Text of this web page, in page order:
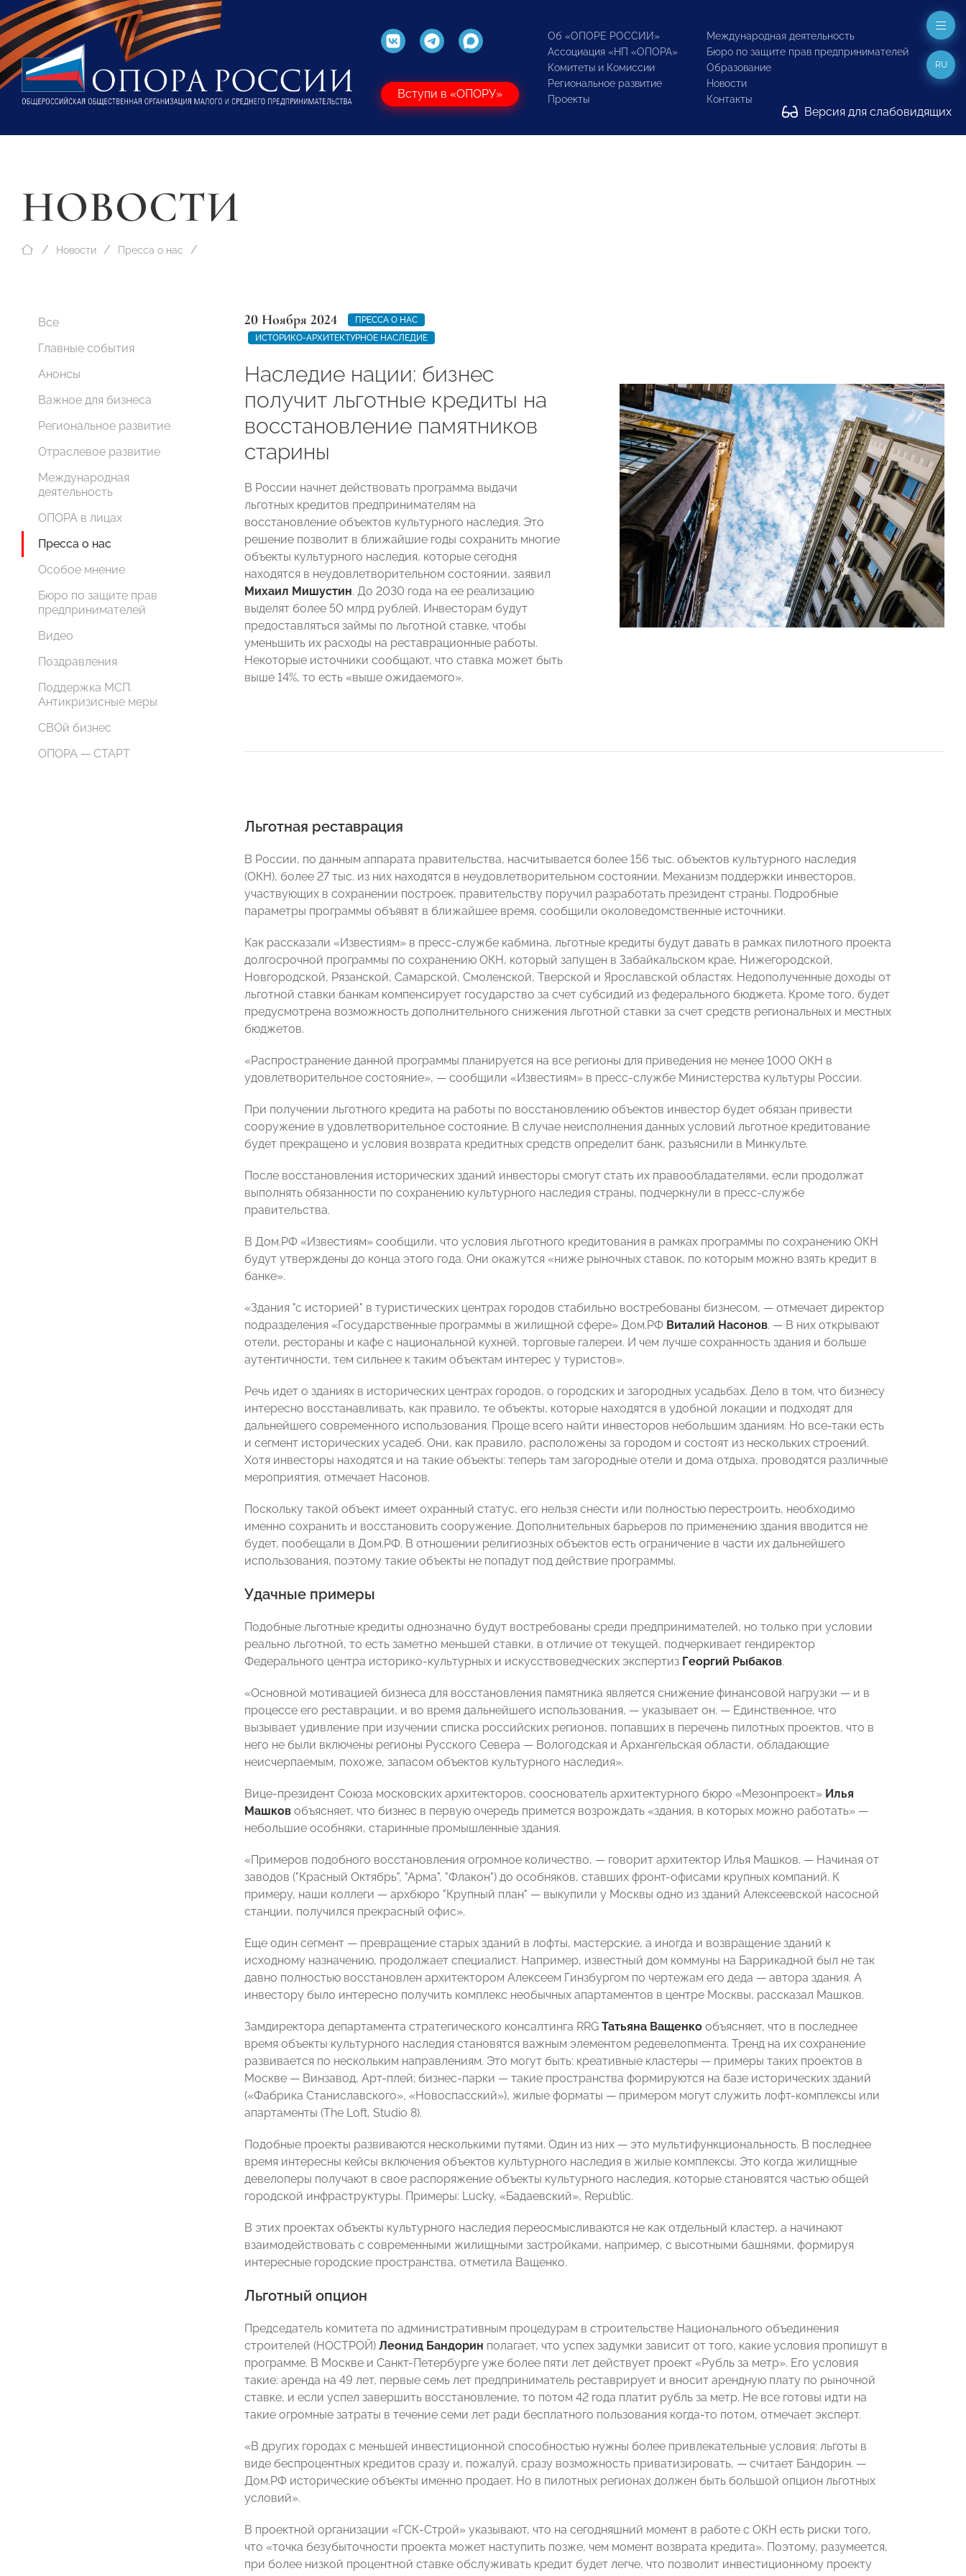
Вступи в «ОПОРУ»
Об «ОПОРЕ РОССИИ»
Ассоциация «НП «ОПОРА»
Комитеты и Комиссии
Региональное развитие
Проекты
Международная деятельность
Бюро по защите прав предпринимателей
Образование
Новости
Контакты
Версия для слабовидящих
RU
НОВОСТИ
Новости Пресса о нас
Все
Главные события
Анонсы
Важное для бизнеса
Региональное развитие
Отраслевое развитие
Международная
деятельность
ОПОРА в лицах
Пресса о нас
Особое мнение
Бюро по защите прав
предпринимателей
Видео
Поздравления
Поддержка МСП.
Антикризисные меры
СВОй бизнес
ОПОРА — СТАРТ
20 Ноября 2024
ПРЕССА О НАС
ИСТОРИКО-АРХИТЕКТУРНОЕ НАСЛЕДИЕ
Наследие нации: бизнес
получит льготные кредиты на
восстановление памятников
старины
В России начнет действовать программа выдачи
льготных кредитов предпринимателям на
восстановление объектов культурного наследия. Это
решение позволит в ближайшие годы сохранить многие
объекты культурного наследия, которые сегодня
находятся в неудовлетворительном состоянии, заявил
Михаил Мишустин. До 2030 года на ее реализацию
выделят более 50 млрд рублей. Инвесторам будут
предоставляться займы по льготной ставке, чтобы
уменьшить их расходы на реставрационные работы.
Некоторые источники сообщают, что ставка может быть
выше 14%, то есть «выше ожидаемого».
Льготная реставрация
В России, по данным аппарата правительства, насчитывается более 156 тыс. объектов культурного наследия
(ОКН), более 27 тыс. из них находятся в неудовлетворительном состоянии. Механизм поддержки инвесторов,
участвующих в сохранении построек, правительству поручил разработать президент страны. Подробные
параметры программы объявят в ближайшее время, сообщили околоведомственные источники.
Как рассказали «Известиям» в пресс-службе кабмина, льготные кредиты будут давать в рамках пилотного проекта
долгосрочной программы по сохранению ОКН, который запущен в Забайкальском крае, Нижегородской,
Новгородской, Рязанской, Самарской, Смоленской, Тверской и Ярославской областях. Недополученные доходы от
льготной ставки банкам компенсирует государство за счет субсидий из федерального бюджета. Кроме того, будет
предусмотрена возможность дополнительного снижения льготной ставки за счет средств региональных и местных
бюджетов.
«Распространение данной программы планируется на все регионы для приведения не менее 1000 ОКН в
удовлетворительное состояние», — сообщили «Известиям» в пресс-службе Министерства культуры России.
При получении льготного кредита на работы по восстановлению объектов инвестор будет обязан привести
сооружение в удовлетворительное состояние. В случае неисполнения данных условий льготное кредитование
будет прекращено и условия возврата кредитных средств определит банк, разъяснили в Минкульте.
После восстановления исторических зданий инвесторы смогут стать их правообладателями, если продолжат
выполнять обязанности по сохранению культурного наследия страны, подчеркнули в пресс-службе
правительства.
В Дом.РФ «Известиям» сообщили, что условия льготного кредитования в рамках программы по сохранению ОКН
будут утверждены до конца этого года. Они окажутся «ниже рыночных ставок, по которым можно взять кредит в
банке».
«Здания "с историей" в туристических центрах городов стабильно востребованы бизнесом, — отмечает директор
подразделения «Государственные программы в жилищной сфере» Дом.РФ Виталий Насонов. — В них открывают
отели, рестораны и кафе с национальной кухней, торговые галереи. И чем лучше сохранность здания и больше
аутентичности, тем сильнее к таким объектам интерес у туристов».
Речь идет о зданиях в исторических центрах городов, о городских и загородных усадьбах. Дело в том, что бизнесу
интересно восстанавливать, как правило, те объекты, которые находятся в удобной локации и подходят для
дальнейшего современного использования. Проще всего найти инвесторов небольшим зданиям. Но все-таки есть
и сегмент исторических усадеб. Они, как правило, расположены за городом и состоят из нескольких строений.
Хотя инвесторы находятся и на такие объекты: теперь там загородные отели и дома отдыха, проводятся различные
мероприятия, отмечает Насонов.
Поскольку такой объект имеет охранный статус, его нельзя снести или полностью перестроить, необходимо
именно сохранить и восстановить сооружение. Дополнительных барьеров по применению здания вводится не
будет, пообещали в Дом.РФ. В отношении религиозных объектов есть ограничение в части их дальнейшего
использования, поэтому такие объекты не попадут под действие программы.
Удачные примеры
Подобные льготные кредиты однозначно будут востребованы среди предпринимателей, но только при условии
реально льготной, то есть заметно меньшей ставки, в отличие от текущей, подчеркивает гендиректор
Федерального центра историко-культурных и искусствоведческих экспертиз Георгий Рыбаков.
«Основной мотивацией бизнеса для восстановления памятника является снижение финансовой нагрузки — и в
процессе его реставрации, и во время дальнейшего использования, — указывает он. — Единственное, что
вызывает удивление при изучении списка российских регионов, попавших в перечень пилотных проектов, что в
него не были включены регионы Русского Севера — Вологодская и Архангельская области, обладающие
неисчерпаемым, похоже, запасом объектов культурного наследия».
Вице-президент Союза московских архитекторов, сооснователь архитектурного бюро «Мезонпроект» Илья
Машков объясняет, что бизнес в первую очередь примется возрождать «здания, в которых можно работать» —
небольшие особняки, старинные промышленные здания.
«Примеров подобного восстановления огромное количество, — говорит архитектор Илья Машков. — Начиная от
заводов ("Красный Октябрь", "Арма", "Флакон") до особняков, ставших фронт-офисами крупных компаний. К
примеру, наши коллеги — архбюро "Крупный план" — выкупили у Москвы одно из зданий Алексеевской насосной
станции, получился прекрасный офис».
Еще один сегмент — превращение старых зданий в лофты, мастерские, а иногда и возвращение зданий к
исходному назначению, продолжает специалист. Например, известный дом коммуны на Баррикадной был не так
давно полностью восстановлен архитектором Алексеем Гинзбургом по чертежам его деда — автора здания. А
инвестору было интересно получить комплекс необычных апартаментов в центре Москвы, рассказал Машков.
Замдиректора департамента стратегического консалтинга RRG Татьяна Ващенко объясняет, что в последнее
время объекты культурного наследия становятся важным элементом редевелопмента. Тренд на их сохранение
развивается по нескольким направлениям. Это могут быть: креативные кластеры — примеры таких проектов в
Москве — Винзавод, Арт-плей; бизнес-парки — такие пространства формируются на базе исторических зданий
(«Фабрика Станиславского», «Новоспасский»), жилые форматы — примером могут служить лофт-комплексы или
апартаменты (The Loft, Studio 8).
Подобные проекты развиваются несколькими путями. Один из них — это мультифункциональность. В последнее
время интересны кейсы включения объектов культурного наследия в жилые комплексы. Это когда жилищные
девелоперы получают в свое распоряжение объекты культурного наследия, которые становятся частью общей
городской инфраструктуры. Примеры: Lucky, «Бадаевский», Republic.
В этих проектах объекты культурного наследия переосмысливаются не как отдельный кластер, а начинают
взаимодействовать с современными жилищными застройками, например, с высотными башнями, формируя
интересные городские пространства, отметила Ващенко.
Льготный опцион
Председатель комитета по административным процедурам в строительстве Национального объединения
строителей (НОСТРОЙ) Леонид Бандорин полагает, что успех задумки зависит от того, какие условия пропишут в
программе. В Москве и Санкт-Петербурге уже более пяти лет действует проект «Рубль за метр». Его условия
такие: аренда на 49 лет, первые семь лет предприниматель реставрирует и вносит арендную плату по рыночной
ставке, и если успел завершить восстановление, то потом 42 года платит рубль за метр. Не все готовы идти на
такие огромные затраты в течение семи лет ради бесплатного пользования когда-то потом, отмечает эксперт.
«В других городах с меньшей инвестиционной способностью нужны более привлекательные условия: льготы в
виде беспроцентных кредитов сразу и, пожалуй, сразу возможность приватизировать, — считает Бандорин. —
Дом.РФ исторические объекты именно продает. Но в пилотных регионах должен быть большой опцион льготных
условий».
В проектной организации «ГСК-Строй» указывают, что на сегодняшний момент в работе с ОКН есть риски того,
что «точка безубыточности проекта может наступить позже, чем момент возврата кредита». Поэтому, разумеется,
при более низкой процентной ставке обслуживать кредит будет легче, что позволит инвестиционному проекту